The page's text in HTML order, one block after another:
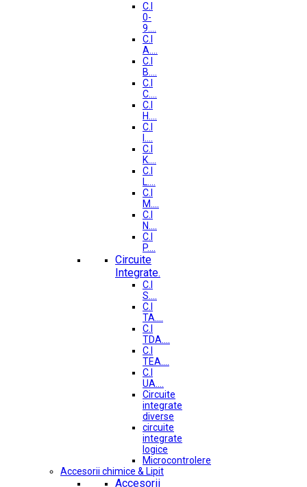
C.I
0-
9....
C.I
A....
C.I
B....
C.I
C....
C.I
H....
C.I
C.I
K....
C.I
L....
C.I
M....
C.I
N....
C.I
P....
Circuite
Integrate.
C.I
S....
C.I
TA....
C.I
TDA....
C.I
TEA....
C.I
UA....
Circuite
integrate
diverse
circuite
integrate
logice
Microcontrolere
Accesorii chimice & Lipit
Accesorii